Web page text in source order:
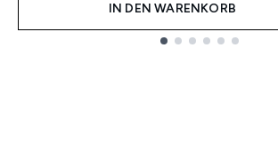
IN DEN WARENKORB